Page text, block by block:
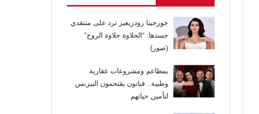
جورجينا رودريغيز ترد على منتقدي
جسدها: “الحلاوة حلاوة الروح”
(صور)
بمطاعم ومشروعات عقارية
وطبية.. فنانون يقتحمون البيزنس
لتأمين حياتهم